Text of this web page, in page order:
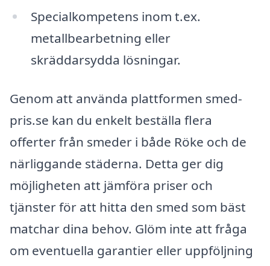
Specialkompetens inom t.ex.
metallbearbetning eller
skräddarsydda lösningar.
Genom att använda plattformen smed-
pris.se kan du enkelt beställa flera
offerter från smeder i både Röke och de
närliggande städerna. Detta ger dig
möjligheten att jämföra priser och
tjänster för att hitta den smed som bäst
matchar dina behov. Glöm inte att fråga
om eventuella garantier eller uppföljning